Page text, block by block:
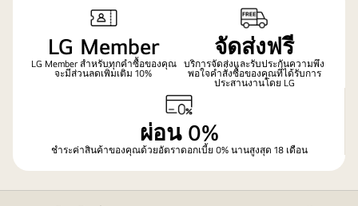
LG Member
LG Member สำหรับทุกคำซื้อของคุณ
จะมีส่วนลดเพิ่มเติม 10%
จัดส่งฟรี
บริการจัดส่งและรับประกันความพึง
พอใจคำสั่งซื้อของคุณที่ได้รับการ
ประสานงานโดย LG
ผ่อน 0%
ชำระค่าสินค้าของคุณด้วยอัตราดอกเบี้ย 0% นานสูงสุด 18 เดือน